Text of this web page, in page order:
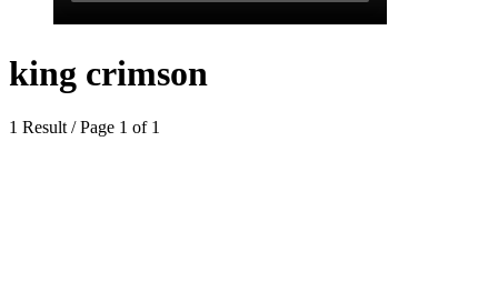
king crimson
1 Result / Page 1 of 1